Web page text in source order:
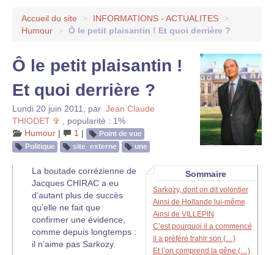
Accueil du site > INFORMATIONS - ACTUALITES
>
Humour
> Ô le petit plaisantin ! Et quoi derrière ?
Ô le petit plaisantin !
Et quoi derrière ?
Lundi 20 juin 2011 par Jean Claude
THIODET ✞
popularité : 1%
Humour | 1 |
Point de vue
Politique
site_externe une
Sommaire
Sarkozy, dont on dit volontier
Ainsi de Hollande lui-même
Ainsi de VILLEPIN
C’est pourquoi il a commencé
il a préféré trahir son (…)
Et l’on comprend la gêne (…)
La boutade corrézienne de
Jacques CHIRAC a eu
d’autant plus de succès
qu’elle ne fait que
confirmer une évidence,
comme depuis longtemps :
il n’aime pas Sarkozy.